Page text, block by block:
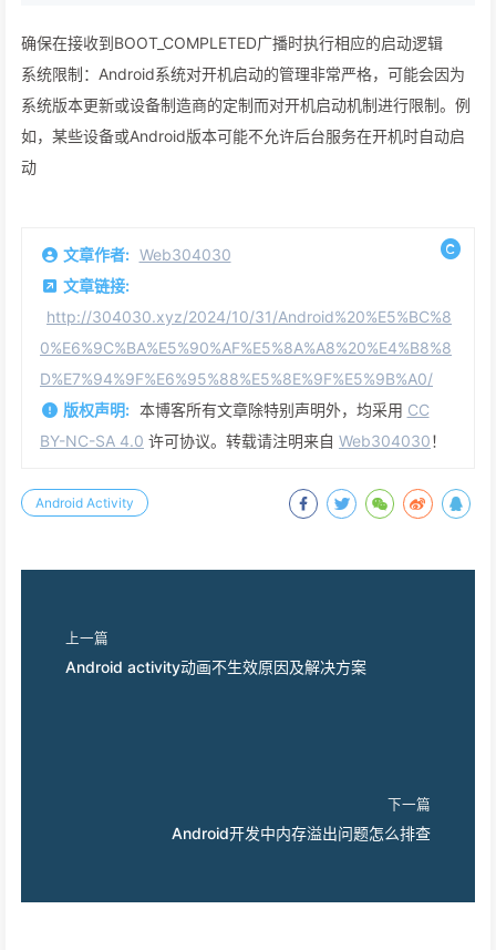
确保在接收到BOOT_COMPLETED广播时执行相应的启动逻辑‌
‌系统限制‌：Android系统对开机启动的管理非常严格，可能会因为
系统版本更新或设备制造商的定制而对开机启动机制进行限制。例
如，某些设备或Android版本可能不允许后台服务在开机时自动启
动‌
文章作者: Web304030
文章链接:
http://304030.xyz/2024/10/31/Android%20%E5%BC%8
0%E6%9C%BA%E5%90%AF%E5%8A%A8%20%E4%B8%8
D%E7%94%9F%E6%95%88%E5%8E%9F%E5%9B%A0/
版权声明: 本博客所有文章除特别声明外，均采用 CC
BY-NC-SA 4.0 许可协议。转载请注明来自 Web304030！
Android Activity
上一篇
Android activity动画不生效原因及解决方案
下一篇
Android开发中内存溢出问题怎么排查